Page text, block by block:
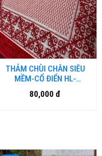
THẢM CHÙI CHÂN SIÊU
MỀM-CỔ ĐIỂN HL-
ROOMMAT
80,000 đ